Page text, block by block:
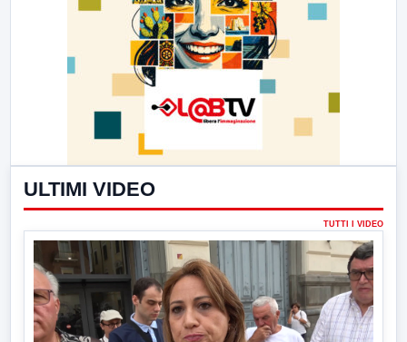
ULTIMI VIDEO
TUTTI I VIDEO